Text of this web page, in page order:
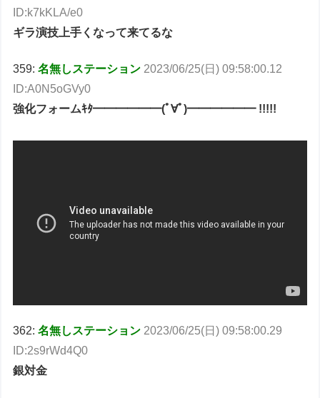
ID:k7kKLA/e0
ギラ演技上手くなって来てるな
359:名無しステーション 2023/06/25(日) 09:58:00.12
ID:A0N5oGVy0
強化フォームｷﾀ━━━━━━(ﾟ∀ﾟ)━━━━━━ !!!!!
362:名無しステーション 2023/06/25(日) 09:58:00.29
ID:2s9rWd4Q0
銀対金